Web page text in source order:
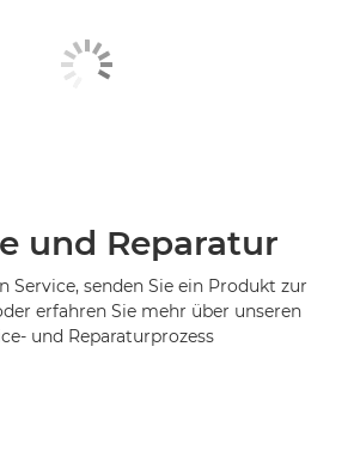
und Reparatur
Service, senden Sie ein Produkt zur
erfahren Sie mehr über unseren
und Reparaturprozess